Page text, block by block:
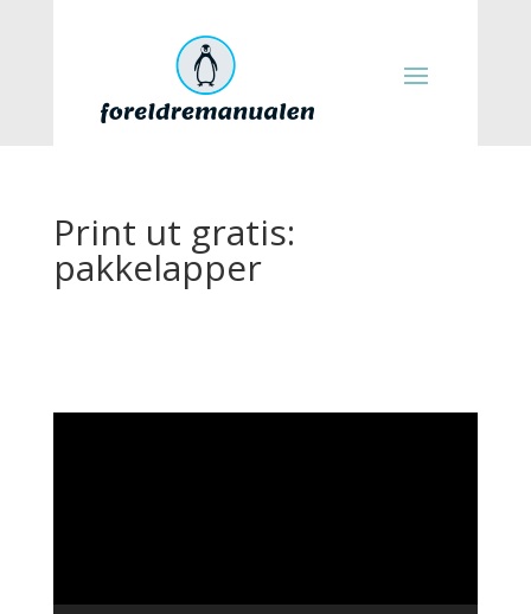
Print ut gratis:
pakkelapper